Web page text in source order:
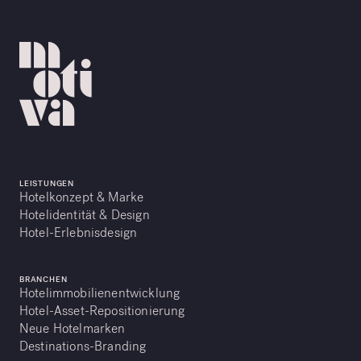
LEISTUNGEN
Hotelkonzept & Marke
Hotelidentität & Design
Hotel-Erlebnisdesign
BRANCHEN
Hotelimmobilienentwicklung
Hotel-Asset-Repositionierung
Neue Hotelmarken
Destinations-Branding